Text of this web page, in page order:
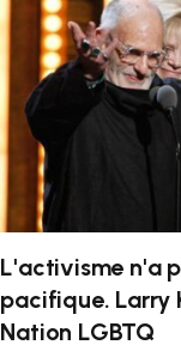
L'activisme n'a
pacifique. Larry
Nation LGBTQ